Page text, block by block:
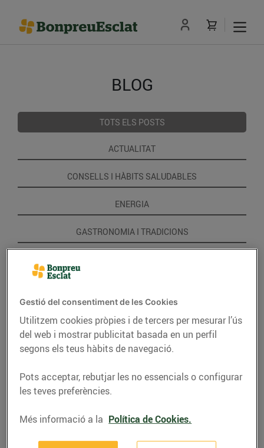
BLOG
TOTS ELS POSTS
ACTUALITAT
CONSELLS I HÀBITS SALUDABLES
ENERGIA
GASTRONOMIA I TRADICIONS
Gestió del consentiment de les Cookies
Utilitzem cookies pròpies i de tercers per mesurar l’ús
del web i mostrar publicitat basada en un perfil
segons els teus hàbits de navegació.
Pots acceptar, rebutjar les no essencials o configurar
les teves preferències.
Més informació a la Política de Cookies.